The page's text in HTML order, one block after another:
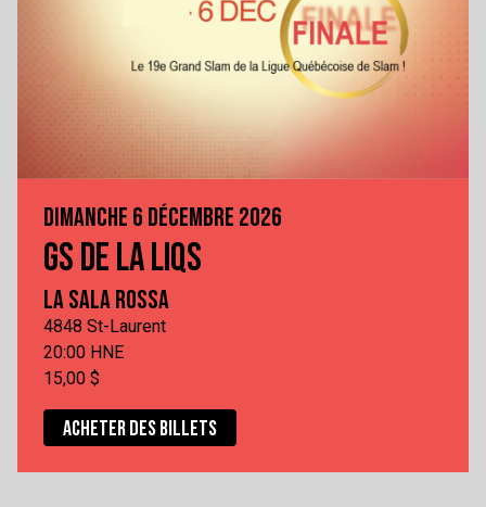
DIMANCHE 6 DÉCEMBRE 2026
GS DE LA LIQS
LA SALA ROSSA
4848 St-Laurent
20:00 HNE
15,00 $
ACHETER DES BILLETS